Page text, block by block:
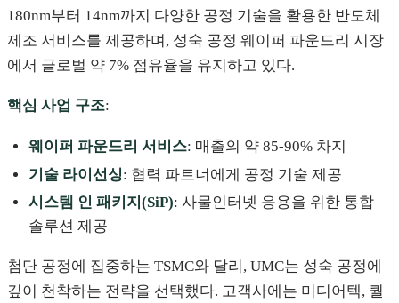
180nm부터 14nm까지 다양한 공정 기술을 활용한 반도체
제조 서비스를 제공하며, 성숙 공정 웨이퍼 파운드리 시장
에서 글로벌 약 7% 점유율을 유지하고 있다.
핵심 사업 구조:
웨이퍼 파운드리 서비스: 매출의 약 85-90% 차지
기술 라이선싱: 협력 파트너에게 공정 기술 제공
시스템 인 패키지(SiP): 사물인터넷 응용을 위한 통합
솔루션 제공
첨단 공정에 집중하는 TSMC와 달리, UMC는 성숙 공정에
깊이 천착하는 전략을 선택했다. 고객사에는 미디어텍, 퀄